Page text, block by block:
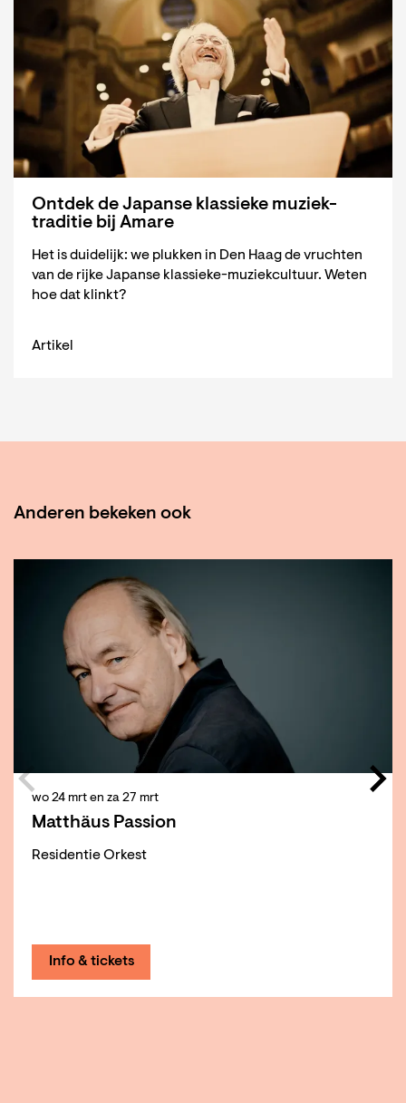
Ontdek de Japanse klassieke muziek-
traditie bij Amare
Het is duidelijk: we plukken in Den Haag de vruchten
van de rijke Japanse klassieke-muziekcultuur. Weten
hoe dat klinkt?
Artikel
Anderen bekeken ook
Matthäus Passion
Residentie Orkest
wo 24 mrt en za 27 mrt
Info & tickets